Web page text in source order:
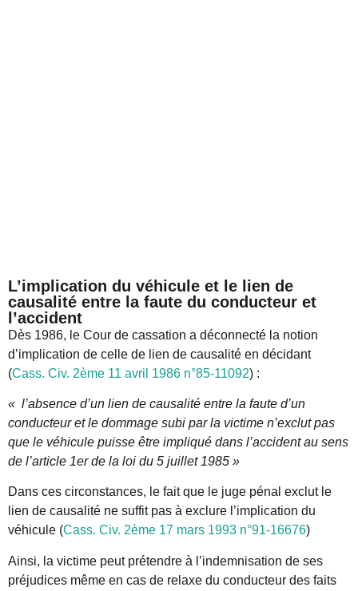
L’implication du véhicule et le lien de
causalité entre la faute du conducteur et
l’accident
Dès 1986, le Cour de cassation a déconnecté la notion
d’implication de celle de lien de causalité en décidant
(Cass. Civ. 2ème 11 avril 1986 n°85-11092) :
« l’absence d’un lien de causalité entre la faute d’un
conducteur et le dommage subi par la victime n’exclut pas
que le véhicule puisse être impliqué dans l’accident au sens
de l’article 1er de la loi du 5 juillet 1985 »
Dans ces circonstances, le fait que le juge pénal exclut le
lien de causalité ne suffit pas à exclure l’implication du
véhicule (Cass. Civ. 2ème 17 mars 1993 n°91-16676)
Ainsi, la victime peut prétendre à l’indemnisation de ses
préjudices même en cas de relaxe du conducteur des faits